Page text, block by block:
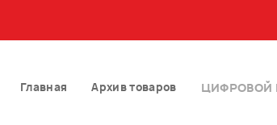
Главная Архив товаров ЦИФРОВОЙ